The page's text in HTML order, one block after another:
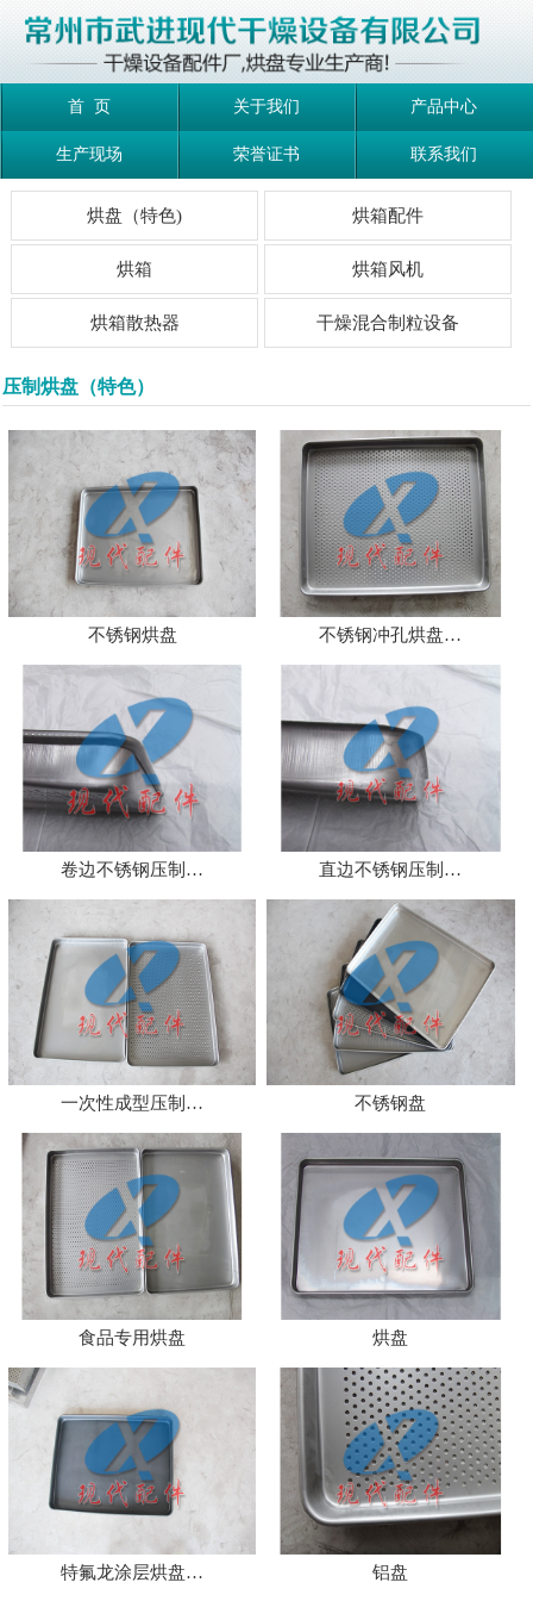
首 页 关于我们 产品中心
生产现场 荣誉证书 联系我们
烘盘（特色) 烘箱配件
烘箱 烘箱风机
烘箱散热器 干燥混合制粒设备
压制烘盘（特色）
不锈钢烘盘 不锈钢冲孔烘盘…
卷边不锈钢压制… 直边不锈钢压制…
一次性成型压制… 不锈钢盘
食品专用烘盘 烘盘
特氟龙涂层烘盘… 铝盘